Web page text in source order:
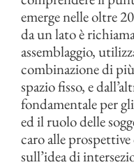
emerge nelle oltre
da un lato è
assemblaggio,
combinazione di
spazio fisso, e
fondamentale per
ed il ruolo delle
caro alle
sull’idea di